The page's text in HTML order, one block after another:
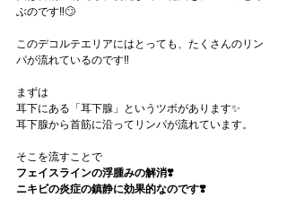
ぶのです‼️🙄
このデコルテエリアにはとっても、たくさんのリン
パが流れているのです‼️
まずは
耳下にある「耳下腺」というツボがあります✨
耳下腺から首筋に沿ってリンパが流れています。
そこを流すことで
フェイスラインの浮腫みの解消❣️
ニキビの炎症の鎮静に効果的なのです❣️